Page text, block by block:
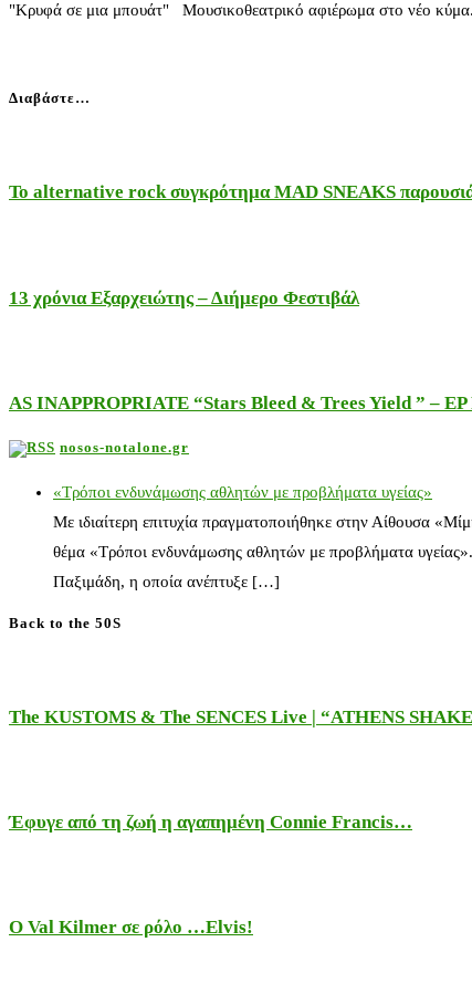
"Κρυφά σε μια μπουάτ" Μουσικοθεατρικό αφιέρωμα στο νέο
Διαβάστε…
Το alternative rock συγκρότημα MAD SNEAKS
13 χρόνια Εξαρχειώτης – Διήμερο Φεστιβάλ
AS INAPPROPRIATE “Stars Bleed & Trees Yield ” –
nosos-notalone.gr
«Τρόποι ενδυνάμωσης αθλητών με προβλήματα υγείας»
Με ιδιαίτερη επιτυχία πραγματοποιήθηκε στην Αίθουσα
θέμα «Τρόποι ενδυνάμωσης αθλητών με προβλήματα
Παξιμάδη, η οποία ανέπτυξε […]
Back to the 50S
The KUSTOMS & The SENCES Live | “ATHENS
Έφυγε από τη ζωή η αγαπημένη Connie Francis…
Ο Val Kilmer σε ρόλο …Elvis!